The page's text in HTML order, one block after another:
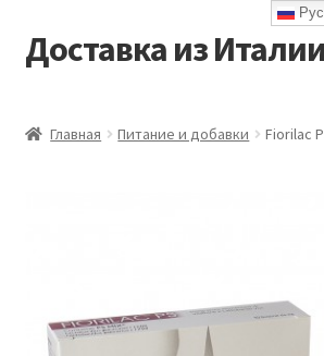
Перейти
к
Перейти
к
Доставка из Италии
Мой аккаунт
Главная Питание и добавки Fiorilac